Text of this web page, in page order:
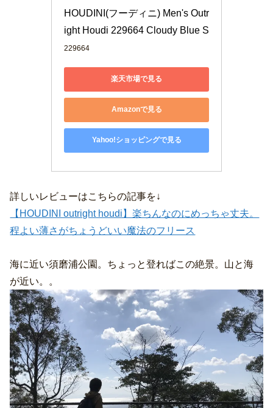
HOUDINI(フーディニ) Men's Outr
ight Houdi 229664 Cloudy Blue S
229664
楽天市場で見る
Amazonで見る
Yahoo!ショッピングで見る
詳しいレビューはこちらの記事を↓
【HOUDINI outright houdi】楽ちんなのにめっちゃ丈夫。
程よい薄さがちょうどいい魔法のフリース
海に近い須磨浦公園。ちょっと登ればこの絶景。山と海
が近い。。